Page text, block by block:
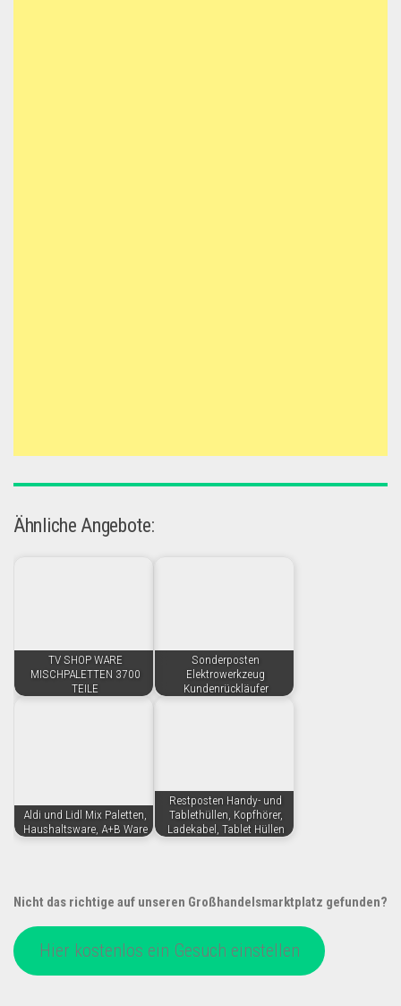
Ähnliche Angebote:
TV SHOP WARE
MISCHPALETTEN 3700
TEILE
Sonderposten
Elektrowerkzeug
Kundenrückläufer
Aldi und Lidl Mix Paletten,
Haushaltsware, A+B Ware
Restposten Handy- und
Tablethüllen, Kopfhörer,
Ladekabel, Tablet Hüllen
Nicht das richtige auf unseren Großhandelsmarktplatz gefunden?
Hier kostenlos ein Gesuch einstellen